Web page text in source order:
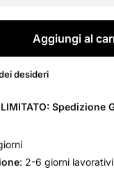
Aggiungi al
desideri
LIMITATO:
: 2-6 giorni lavorativi